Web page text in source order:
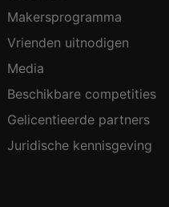
Makersprogramma
Vrienden uitnodigen
Media
Beschikbare competities
Gelicentieerde partners
Juridische kennisgeving